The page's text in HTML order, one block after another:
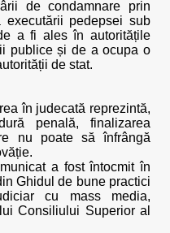
de condamnare prin
executării pedepsei sub
a fi ales în autoritățile
publice și de a ocupa o
de stat.
în judecată reprezintă,
penală, finalizarea
nu poate să înfrângă
a fost întocmit în
Ghidul de bune practici
cu mass media,
Consiliului Superior al